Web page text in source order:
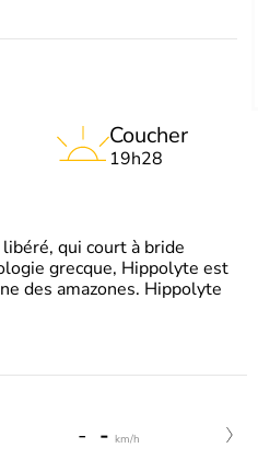
Coucher
19h28
qui court à bride
grecque, Hippolyte est
des amazones. Hippolyte
- - km/h